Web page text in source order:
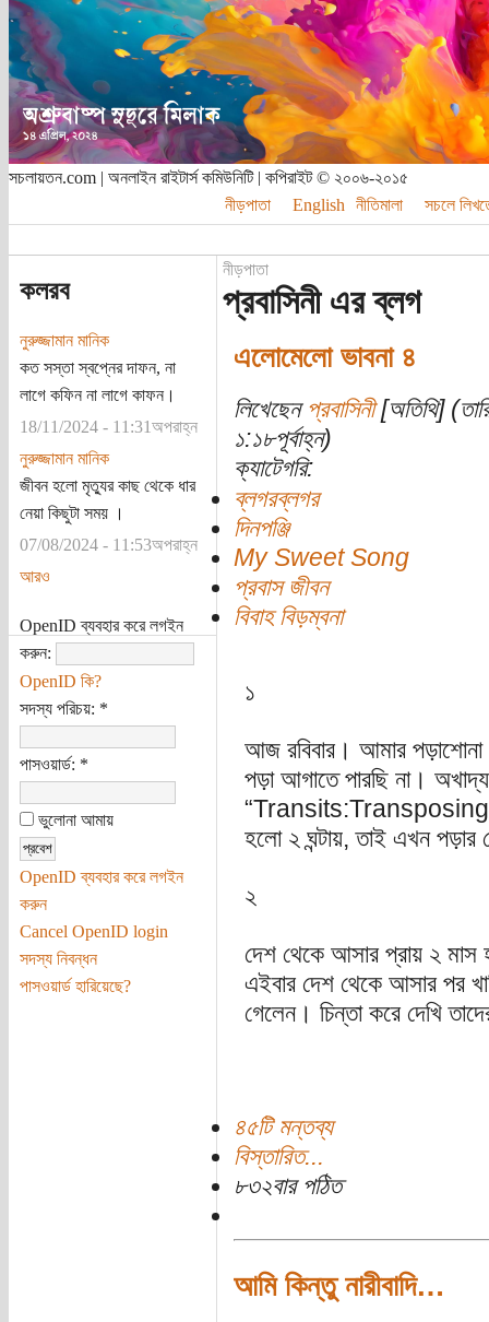
সচলায়তন.com | অনলাইন রাইটার্স কমিউনিটি | কপিরাইট © ২০০৬-২০১৫
নীড়পাতা
English নীতিমালা সচলে
কলরব
নুরুজ্জামান মানিক
কত সস্তা স্বপ্নের দাফন, না
লাগে কফিন না লাগে কাফন।
18/11/2024 - 11:31অপরাহ্ন
নুরুজ্জামান মানিক
জীবন হলো মৃত্যুর কাছ থেকে ধার
নেয়া কিছুটা সময় ।
07/08/2024 - 11:53অপরাহ্ন
আরও
OpenID ব্যবহার করে লগইন
করুন:
OpenID কি?
সদস্য পরিচয়: *
পাসওয়ার্ড: *
ভুলোনা আমায়
OpenID ব্যবহার করে লগইন
করুন
Cancel OpenID login
সদস্য নিবন্ধন
পাসওয়ার্ড হারিয়েছে?
নীড়পাতা
প্রবাসিনী এর ব্লগ
এলোমেলো ভাবনা ৪
লিখেছেন প্রবাসিনী[অতিথি]
১:১৮পূর্বাহ্ন)
ক্যাটেগরি:
ব্লগরব্লগর
দিনপঞ্জি
My Sweet Song
প্রবাস জীবন
বিবাহ বিড়ম্বনা
১
আজ রবিবার। আমার পড়াশোনা
পড়া আগাতে পারছি না।
“Transits:Transposing
হলো ২ ঘন্টায়, তাই এখন পড়ার
২
দেশ থেকে আসার প্রায় ২
এইবার দেশ থেকে আসার পর
গেলেন। চিন্তা করে দেখি
৪৫টি মন্তব্য
বিস্তারিত...
৮৩২বার পঠিত
আমি কিন্তু নারীবাদি…